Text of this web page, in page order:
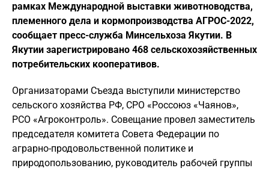
рамках Международной выставки животноводства,
племенного дела и кормопроизводства АГРОС-2022,
сообщает пресс-служба Минсельхоза Якутии. В
Якутии зарегистрировано 468 сельскохозяйственных
потребительских кооперативов.
Организаторами Съезда выступили министерство
сельского хозяйства РФ, СРО «Россоюз «Чаянов»,
РСО «Агроконтроль». Совещание провел заместитель
председателя комитета Совета Федерации по
аграрно-продовольственной политике и
природопользованию, руководитель рабочей группы